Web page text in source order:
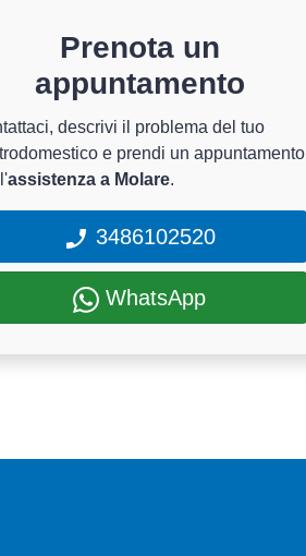
Prenota un
appuntamento
descrivi il problema del tuo
e prendi un appuntamento
assistenza a Molare.
3486102520
WhatsApp